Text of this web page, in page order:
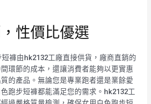
性價比優選
短褲由hk2132工廠直接供貨，廠商直銷的
環節的成本，還讓消費者能夠以更實惠
的產品。無論您是專業跑者還是業餘愛
跑步短褲都能滿足您的需求。hk2132工